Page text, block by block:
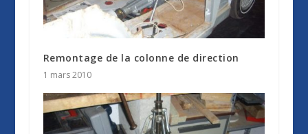
Remontage de la colonne de direction
1 mars 2010